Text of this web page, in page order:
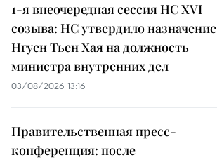
1-я внеочередная сессия НС XVI
созыва: НС утвердило назначение
Нгуен Тьен Хая на должность
министра внутренних дел
03/08/2026 13:16
Правительственная пресс-
конференция: после